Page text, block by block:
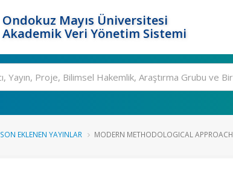
Ondokuz Mayıs Üniversitesi
Akademik Veri Yönetim Sistemi
SON EKLENEN YAYINLAR MODERN METHODOLOGICAL